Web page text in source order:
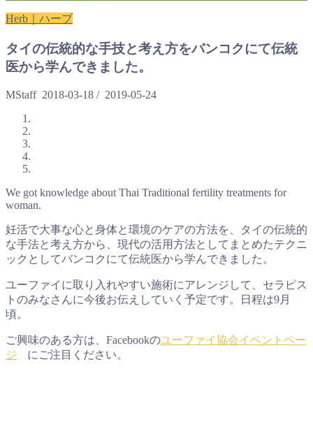
Herb｜ハーブ
タイの伝統的な手技と考え方をバンコクにて伝統
医から学んできました。
MStaff 2018-03-18 / 2019-05-24
We got knowledge about Thai Traditional fertility treatments for
woman.
妊活で大事な心と身体と環境のケアの方法を、タイの伝統的
な手法と考え方から、現代の活用方法としてまとめたテクニ
ックとしてバンコクにて伝統医から学んできました。
ユーファイに取り入れやすい施術にアレンジして、セラピス
トのみなさんに今後お伝えしていく予定です。日程は9月
頃。
ご興味のある方は、Facebookのユーファイ協会イベントペー
ジ
にご注目ください。